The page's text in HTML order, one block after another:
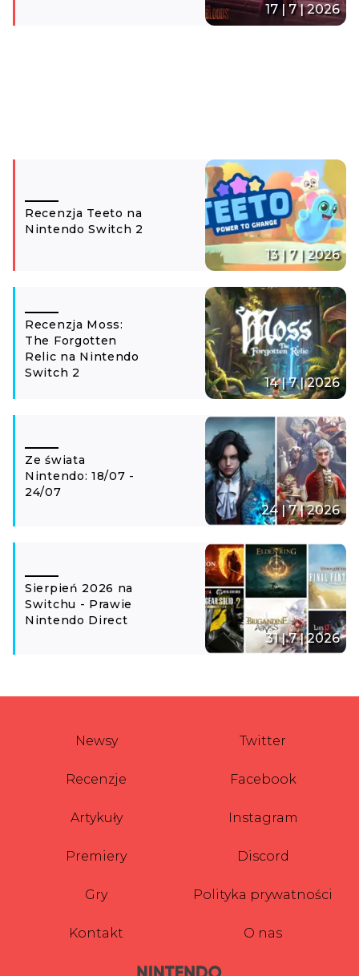
17 | 7 | 2026
Recenzja Teeto na
Nintendo Switch 2
13 | 7 | 2026
Recenzja Moss:
The Forgotten
Relic na Nintendo
Switch 2
14 | 7 | 2026
Ze świata
Nintendo: 18/07 -
24/07
24 | 7 | 2026
Sierpień 2026 na
Switchu - Prawie
Nintendo Direct
31 | 7 | 2026
Newsy
Recenzje
Artykuły
Premiery
Gry
Kontakt
Twitter
Facebook
Instagram
Discord
Polityka prywatności
O nas